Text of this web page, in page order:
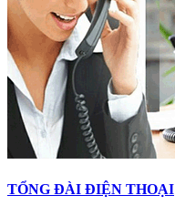
TỔNG ĐÀI ĐIỆN THOẠI